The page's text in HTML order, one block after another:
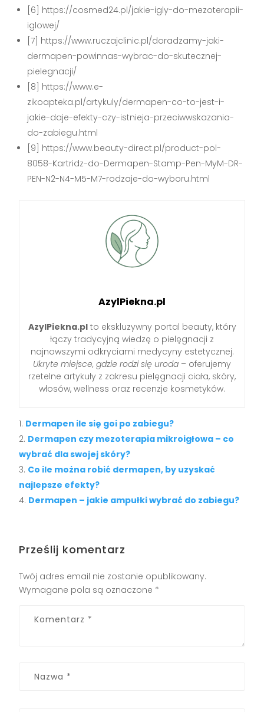
[6] https://cosmed24.pl/jakie-igly-do-mezoterapii-
iglowej/
[7] https://www.ruczajclinic.pl/doradzamy-jaki-
dermapen-powinnas-wybrac-do-skutecznej-
pielegnacji/
[8] https://www.e-
zikoapteka.pl/artykuly/dermapen-co-to-jest-i-
jakie-daje-efekty-czy-istnieja-przeciwwskazania-
do-zabiegu.html
[9] https://www.beauty-direct.pl/product-pol-
8058-Kartridz-do-Dermapen-Stamp-Pen-MyM-DR-
PEN-N2-N4-M5-M7-rodzaje-do-wyboru.html
AzylPiekna.pl
AzylPiekna.plto ekskluzywny portal beauty, który
łączy tradycyjną wiedzę o pielęgnacji z
najnowszymi odkryciami medycyny estetycznej.
Ukryte miejsce, gdzie rodzi się uroda – oferujemy
rzetelne artykuły z zakresu pielęgnacji ciała, skóry,
włosów, wellness oraz recenzje kosmetyków.
Dermapen ile się goi po zabiegu?
Dermapen czy mezoterapia mikroigłowa – co
wybrać dla swojej skóry?
Co ile można robić dermapen, by uzyskać
najlepsze efekty?
Dermapen – jakie ampułki wybrać do zabiegu?
Prześlij komentarz
Twój adres email nie zostanie opublikowany.
Wymagane pola są oznaczone *